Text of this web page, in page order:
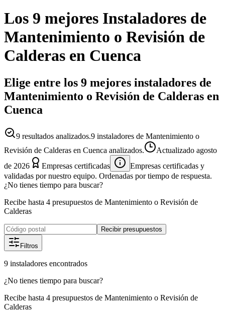
Los 9 mejores Instaladores de
Mantenimiento o Revisión de
Calderas en Cuenca
Elige entre los 9 mejores instaladores de
Mantenimiento o Revisión de Calderas en
Cuenca
9 resultados analizados.9 instaladores de Mantenimiento o
Revisión de Calderas en Cuenca analizados.
Actualizado agosto
de 2026
Empresas certificadas
Empresas certificadas y
validadas por nuestro equipo. Ordenadas por tiempo de respuesta.
¿No tienes tiempo para buscar?
Recibe hasta 4 presupuestos de Mantenimiento o Revisión de
Calderas
Recibir presupuestos
Filtros
9 instaladores encontrados
¿No tienes tiempo para buscar?
Recibe hasta 4 presupuestos de Mantenimiento o Revisión de
Calderas